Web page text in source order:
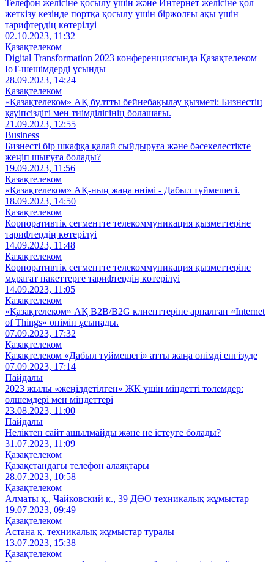
Телефон желісіне қосылу үшін және Интернет желісіне қол
жеткізу кезінде портқа қосылу үшін біржолғы ақы үшін
тарифтердің көтерілуі
02.10.2023, 11:32
Қазақтелеком
Digital Transformation 2023 конференциясында Қазақтелеком
IoT-шешімдерді ұсынды
28.09.2023, 14:24
Қазақтелеком
«Қазақтелеком» АҚ бұлтты бейнебақылау қызметі: Бизнестің
қауіпсіздігі мен тиімділігінің болашағы.
21.09.2023, 12:55
Business
Бизнесті бір шкафқа қалай сыйдыруға және бәсекелестікте
жеңіп шығуға болады?
19.09.2023, 11:56
Қазақтелеком
«Қазақтелеком» АҚ-ның жаңа өнімі - Дабыл түймешегі.
18.09.2023, 14:50
Қазақтелеком
Корпоративтік сегментте телекоммуникация қызметтеріне
тарифтердің көтерілуі
14.09.2023, 11:48
Қазақтелеком
Корпоративтік сегментте телекоммуникация қызметтеріне
мұрағат пакеттерге тарифтердің көтерілуі
14.09.2023, 11:05
Қазақтелеком
«Қазақтелеком» АҚ B2B/B2G клиенттеріне арналған «Internet
of Things» өнімін ұсынады.
07.09.2023, 17:32
Қазақтелеком
Қазақтелеком «Дабыл түймешегі» атты жаңа өнімді енгізуде
07.09.2023, 17:14
Пайдалы
2023 жылы «жеңілдетілген» ЖК үшін міндетті төлемдер:
өлшемдері мен міндеттері
23.08.2023, 11:00
Пайдалы
Неліктен сайт ашылмайды және не істеуге болады?
31.07.2023, 11:09
Қазақтелеком
Қазақстандағы телефон алаяқтары
28.07.2023, 10:58
Қазақтелеком
Алматы қ., Чайковский к., 39 ДӨО техникалық жұмыстар
19.07.2023, 09:49
Қазақтелеком
Астана қ. техникалық жұмыстар туралы
13.07.2023, 15:38
Қазақтелеком